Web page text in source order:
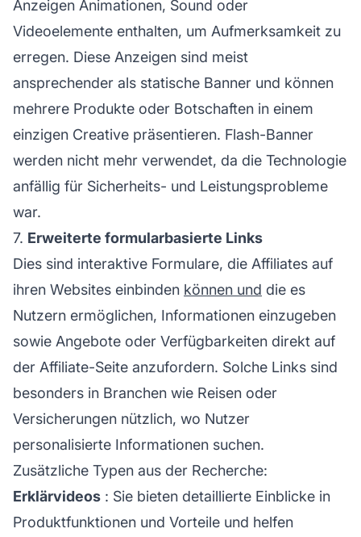
Anzeigen Animationen, Sound oder
Videoelemente enthalten, um Aufmerksamkeit zu
erregen. Diese Anzeigen sind meist
ansprechender als statische Banner und können
mehrere Produkte oder Botschaften in einem
einzigen Creative präsentieren. Flash-Banner
werden nicht mehr verwendet, da die Technologie
anfällig für Sicherheits- und Leistungsprobleme
war.
7. Erweiterte formularbasierte Links
Dies sind interaktive Formulare, die Affiliates auf
ihren Websites einbinden können und die es
Nutzern ermöglichen, Informationen einzugeben
sowie Angebote oder Verfügbarkeiten direkt auf
der Affiliate-Seite anzufordern. Solche Links sind
besonders in Branchen wie Reisen oder
Versicherungen nützlich, wo Nutzer
personalisierte Informationen suchen.
Zusätzliche Typen aus der Recherche:
Erklärvideos : Sie bieten detaillierte Einblicke in
Produktfunktionen und Vorteile und helfen